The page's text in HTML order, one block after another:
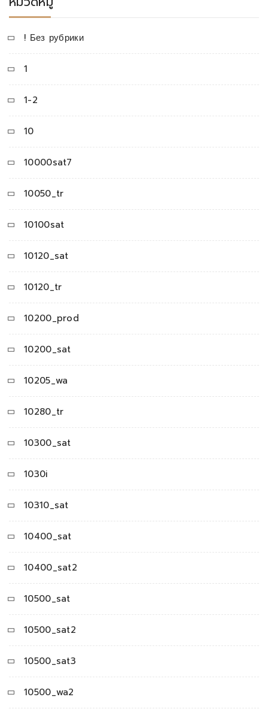
! Без рубрики
1
1-2
10
10000sat7
10050_tr
10100sat
10120_sat
10120_tr
10200_prod
10200_sat
10205_wa
10280_tr
10300_sat
1030i
10310_sat
10400_sat
10400_sat2
10500_sat
10500_sat2
10500_sat3
10500_wa2